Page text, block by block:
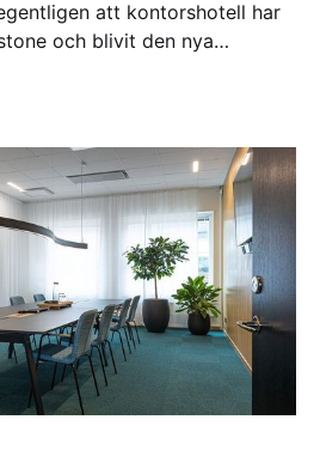
att kontorshotell har
och blivit den nya
som funnits sedan
kommer vi att redogöra för de